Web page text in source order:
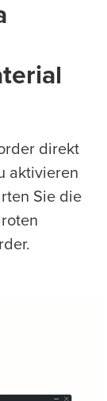
direkt
aktivieren
Sie die